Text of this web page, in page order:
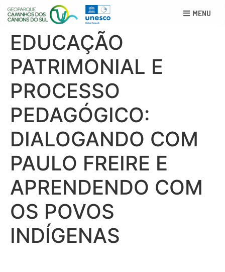
MENU
EDUCAÇÃO
PATRIMONIAL E
PROCESSO
PEDAGÓGICO:
DIALOGANDO COM
PAULO FREIRE E
APRENDENDO COM
OS POVOS
INDÍGENAS